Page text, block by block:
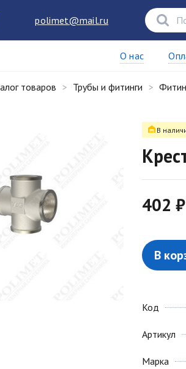
polimet@mail.ru
О нас
товаров Трубы и фитинги
В
402 ₽
В
Код
Артикул
Марка